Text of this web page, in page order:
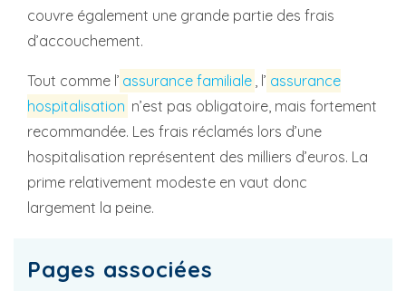
couvre également une grande partie des frais
d’accouchement.
Tout comme l’ assurance familiale , l’ assurance
hospitalisation n’est pas obligatoire, mais fortement
recommandée. Les frais réclamés lors d’une
hospitalisation représentent des milliers d’euros. La
prime relativement modeste en vaut donc
largement la peine.
Pages associées